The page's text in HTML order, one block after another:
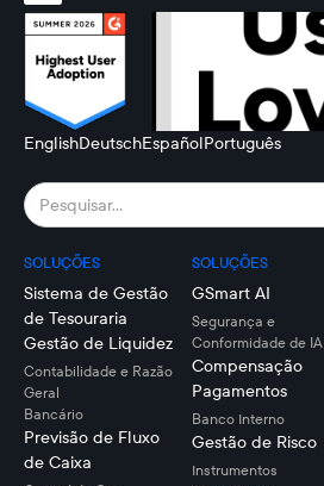
EnglishDeutschEspañolPortuguês
SOLUÇÕES
Sistema de Gestão
de Tesouraria
Gestão de Liquidez
Contabilidade e Razão
Geral
Bancário
Previsão de Fluxo
de Caixa
SOLUÇÕES
GSmart AI
Segurança e
Conformidade de IA
Compensação
Pagamentos
Banco Interno
Gestão de Risco
Instrumentos